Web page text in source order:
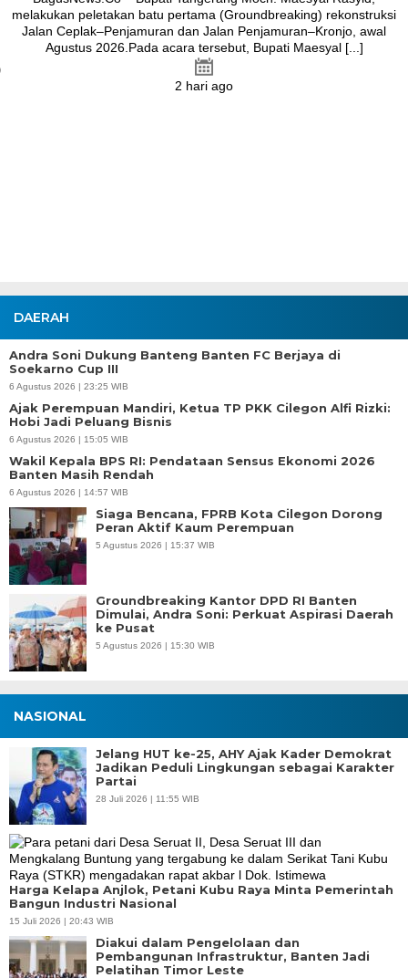
melakukan peletakan batu pertama (Groundbreaking) rekonstruksi
Jalan Ceplak–Penjamuran dan Jalan Penjamuran–Kronjo, awal
Agustus 2026.Pada acara tersebut, Bupati Maesyal [...]
2 hari ago
DAERAH
Andra Soni Dukung Banteng Banten FC Berjaya di
Soekarno Cup III
6 Agustus 2026 | 23:25 WIB
Ajak Perempuan Mandiri, Ketua TP PKK Cilegon Alfi Rizki:
Hobi Jadi Peluang Bisnis
6 Agustus 2026 | 15:05 WIB
Wakil Kepala BPS RI: Pendataan Sensus Ekonomi 2026
Banten Masih Rendah
6 Agustus 2026 | 14:57 WIB
Siaga Bencana, FPRB Kota Cilegon Dorong
Peran Aktif Kaum Perempuan
5 Agustus 2026 | 15:37 WIB
Groundbreaking Kantor DPD RI Banten
Dimulai, Andra Soni: Perkuat Aspirasi Daerah
ke Pusat
5 Agustus 2026 | 15:30 WIB
NASIONAL
Jelang HUT ke-25, AHY Ajak Kader Demokrat
Jadikan Peduli Lingkungan sebagai Karakter
Partai
28 Juli 2026 | 11:55 WIB
Harga Kelapa Anjlok, Petani Kubu Raya Minta Pemerintah
Bangun Industri Nasional
15 Juli 2026 | 20:43 WIB
Diakui dalam Pengelolaan dan
Pembangunan Infrastruktur, Banten Jadi
Pelatihan Timor Leste